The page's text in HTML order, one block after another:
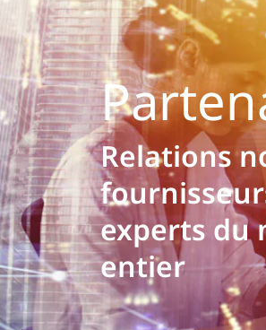
Relations
experts du
entier